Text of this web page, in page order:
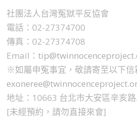
社團法人台灣冤獄平反協會
電話：02-27374700
傳真：02-27374708
Email：
※如屬申冤事宜，敬請寄至以下信
地址：10663 台北市大安區辛亥
[未經預約，請勿直接來會]